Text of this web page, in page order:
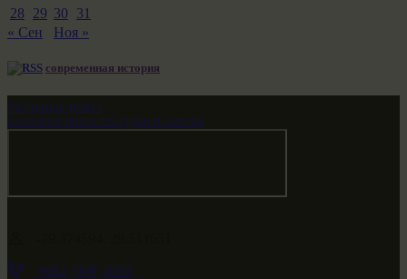
28
29 30
31
« Сен
Ноя »
современная история
Звездные врата
НАШ МИР ВЧЕРА СЕГОДНЯ И ЗАВТРА
+682 (000) 0001